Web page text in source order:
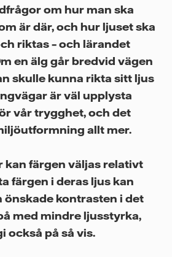
om hur man ska
är där, och hur ljuset ska
riktas – och lärandet
en älg går bredvid vägen
skulle kunna rikta sitt ljus
är väl upplysta
vår trygghet, och det
allt mer.
kan färgen väljas relativt
färgen i deras ljus kan
önskade kontrasten i det
med mindre ljusstyrka,
också på så vis.